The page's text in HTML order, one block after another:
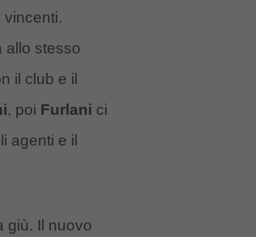
vincenti.
allo stesso
il club e il
, poi Furlani ci
agenti e il
giù. Il nuovo